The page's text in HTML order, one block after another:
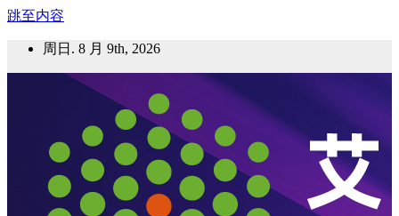
跳至内容
周日. 8 月 9th, 2026